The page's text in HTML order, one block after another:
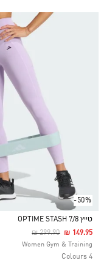
-50%
Selected
טייץ OPTIME STASH 7/8
Price Reduced From
₪ 299.90To₪ 149.95
Women Gym & Training
4 Colours